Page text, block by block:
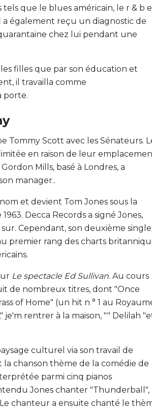
que le blues américain, le r & b
a également reçu un diagnostic de
chez lui pendant une
filles que par son éducation et
il travailla comme
porte.
Tommy Scott avec les Sénateurs.
en raison de leur
Mills, basé à Londres, a
manager..
et devient Tom Jones sous la
Decca Records a signé Jones,
Cependant, son deuxième
premier rang des charts
Le spectacle Ed Sullivan. Au cours
de nombreux titres, dont "Once
of Home" (un hit n ° 1 au
je'm rentrer à la maison, "" Delilah
culturel via son travail de
chanson thème de la comédie de
parmi cinq pianos
Jones chanter "Thunderball",
chanteur a ensuite chanté le